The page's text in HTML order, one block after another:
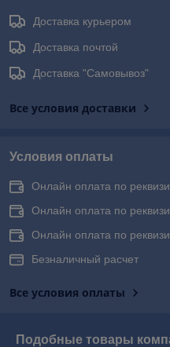
Доставка курьером
Доставка почтой
Доставка "Самовывоз"
Все условия доставки
Условия оплаты
Онлайн оплата по
Онлайн оплата по
Онлайн оплата по
Безналичный расчет
Все условия оплаты
Подобные товары